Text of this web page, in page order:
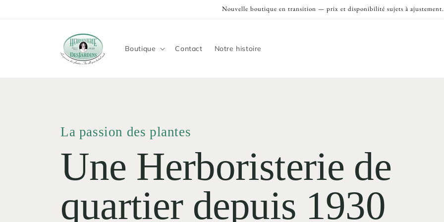
Nouvelle boutique en transition — prix et disponibilité sujets à ajustement.
Boutique Contact Notre histoire
La passion des plantes
Une Herboristerie de
quartier depuis 1930